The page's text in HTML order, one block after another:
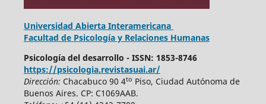
Universidad Abierta Interamericana
Facultad de Psicología y Relaciones Humanas
Psicología del desarrollo - ISSN: 1853-8746
https://psicologia.revistasuai.ar/
Dirección: Chacabuco 90 4to Piso, Ciudad Autónoma de
Buenos Aires. CP: C1069AAB.